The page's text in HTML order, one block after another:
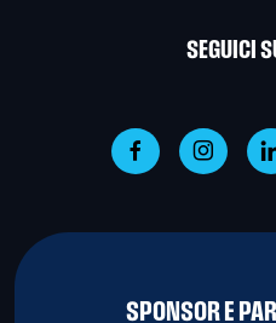
SEGUICI
SPONSOR E